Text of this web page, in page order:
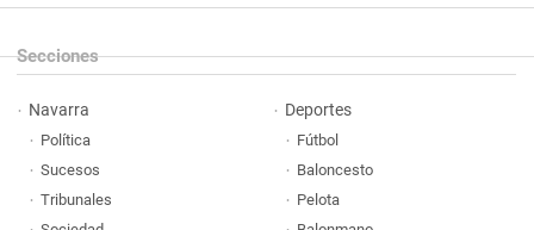
Secciones
Navarra
Política
Sucesos
Tribunales
Deportes
Fútbol
Baloncesto
Pelota